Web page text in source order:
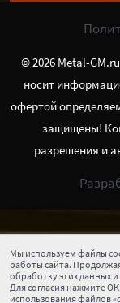
© 2026 Metal-
носит
офертой
защищены!
разрешения и
Мы используем файлы
работы сайта.
обработку этих данных и
Для согласия нажмите
использования файлов